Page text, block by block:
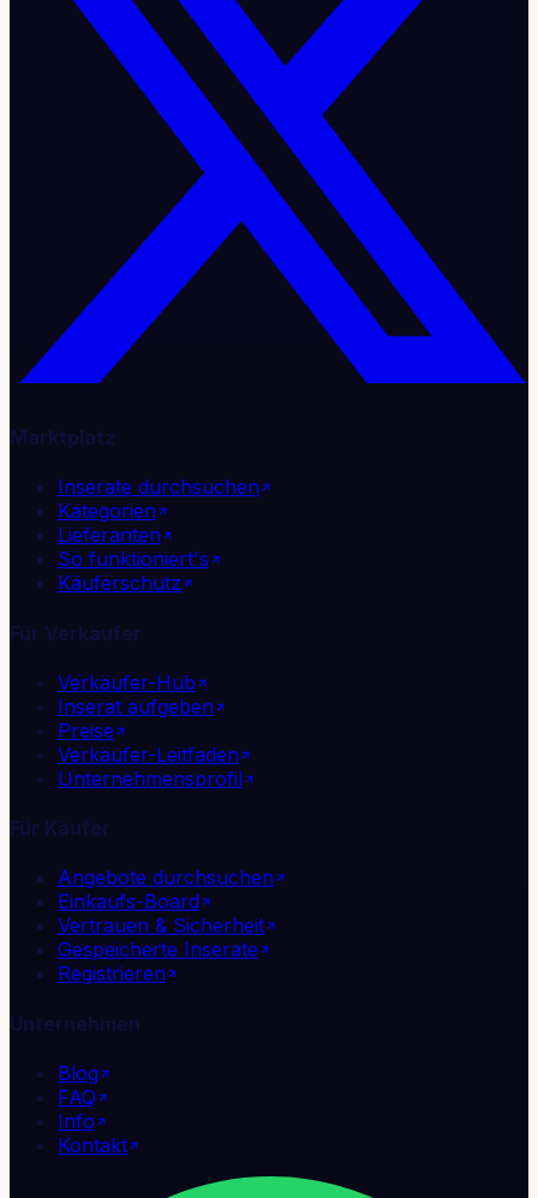
Marktplatz
Inserate durchsuchen
Kategorien
Lieferanten
So funktioniert's
Käuferschutz
Für Verkäufer
Verkäufer-Hub
Inserat aufgeben
Preise
Verkäufer-Leitfaden
Unternehmensprofil
Für Käufer
Angebote durchsuchen
Einkaufs-Board
Vertrauen & Sicherheit
Gespeicherte Inserate
Registrieren
Unternehmen
Blog
FAQ
Info
Kontakt